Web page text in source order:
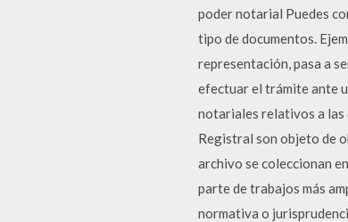
poder notarial Puedes
tipo de documentos.
representación, pasa a
efectuar el trámite ante
notariales relativos a las
Registral son objeto de
archivo se coleccionan
parte de trabajos más
normativa o